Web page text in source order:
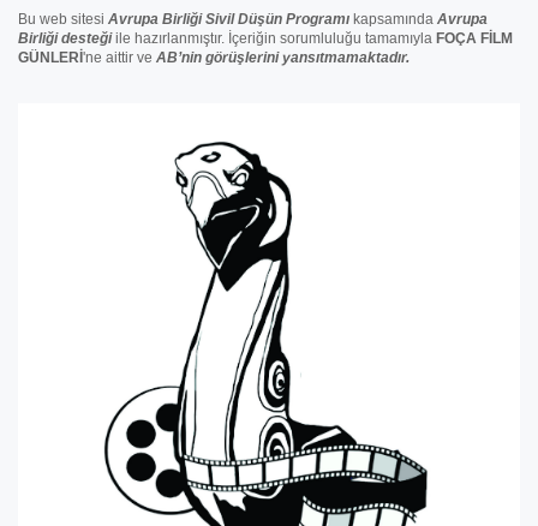
Bu web sitesi Avrupa Birliği Sivil Düşün Programı kapsamında Avrupa
Birliğidesteğiile hazırlanmıştır. İçeriğin sorumluluğu tamamıyla FOÇA FİLM
GÜNLERİ 'ne aittir ve AB’nin görüşlerini yansıtmamaktadır.